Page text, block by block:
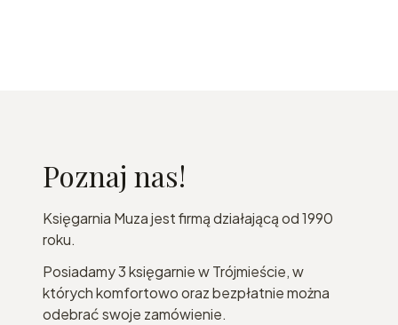
Poznaj nas!
Księgarnia Muza jest firmą działającą od 1990
roku.
Posiadamy 3 księgarnie w Trójmieście, w
których komfortowo oraz bezpłatnie można
odebrać swoje zamówienie.